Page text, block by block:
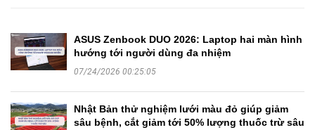
ASUS Zenbook DUO 2026: Laptop hai màn hình
hướng tới người dùng đa nhiệm
07/24/2026 00:25:05
Nhật Bản thử nghiệm lưới màu đỏ giúp giảm
sâu bệnh, cắt giảm tới 50% lượng thuốc trừ sâu